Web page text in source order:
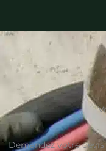
Demandez votre